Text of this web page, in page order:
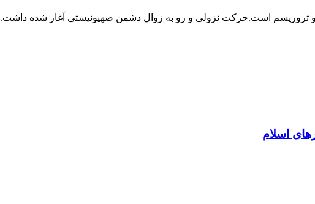
و تروریسم است.حرکت نزولی و رو به زوال دشمن صهیونیستی آغاز شده داشت.
اسلام